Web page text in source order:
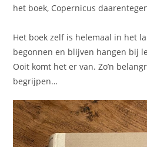
het boek, Copernicus
Het boek zelf is helemaal in het
begonnen en blijven hangen bij
Ooit komt het er van. Zo’n
begrijpen…